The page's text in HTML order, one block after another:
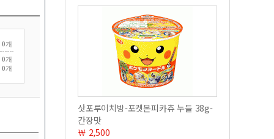
0개
0개
0개
삿포루이치방-포켓몬피카츄 누들 38g-
간장맛
￦ 2,500